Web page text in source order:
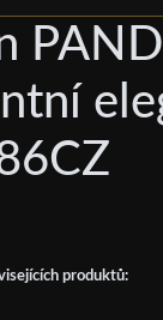
produktů: